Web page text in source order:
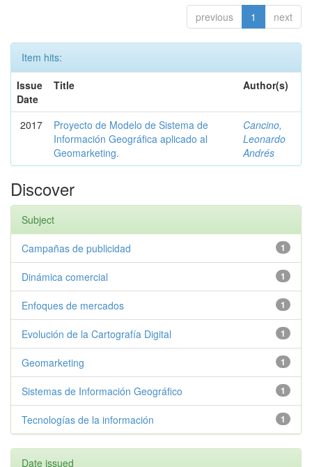
previous 1 next
Item hits:
Issue
Date
Title Author(s)
2017
Proyecto de Modelo de Sistema de
Información Geográfica aplicado al
Geomarketing.
Cancino,
Leonardo
Andrés
Discover
Subject
1
Campañas de publicidad
1
Dinámica comercial
1
Enfoques de mercados
1
Evolución de la Cartografía Digital
1
Geomarketing
1
Sistemas de Información Geográfico
1
Tecnologías de la información
Date issued